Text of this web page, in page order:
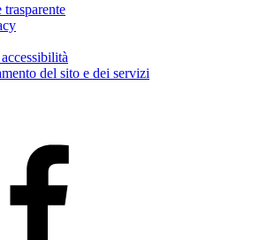
del sito e dei servizi